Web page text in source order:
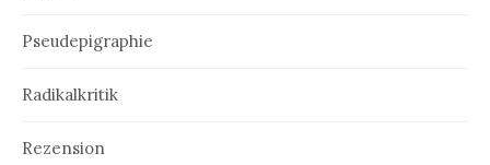
Pseudepigraphie
Radikalkritik
Rezension